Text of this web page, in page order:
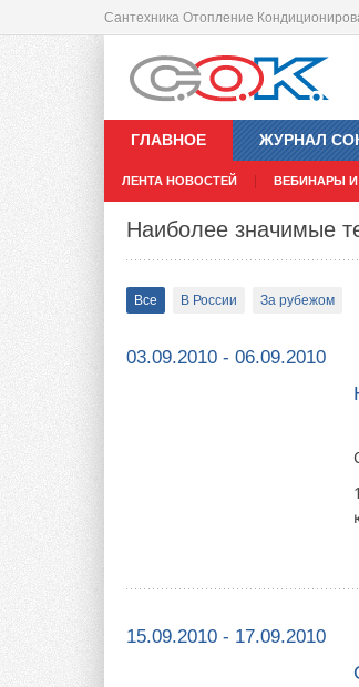
Сантехника Отопление
ГЛАВНОЕ
ЛЕНТА НОВОСТЕЙ ВЕБИНАРЫ
ЖУРНАЛ
Наиболее значимые
Все В России За рубежом
03.09.2010 - 06.09.2010
15.09.2010 - 17.09.2010